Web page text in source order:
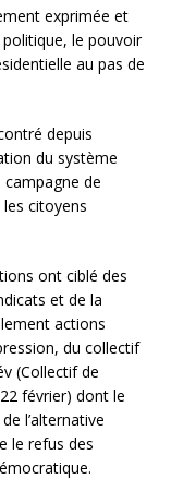
exprimée et
le pouvoir
au pas de
depuis
du système
de
citoyens
ont ciblé des
et de la
actions
du collectif
(Collectif de
février) dont le
l’alternative
le refus des